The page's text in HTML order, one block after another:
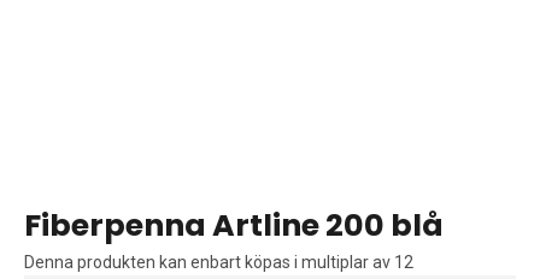
Fiberpenna Artline 200 blå
Denna produkten kan enbart köpas i multiplar av 12